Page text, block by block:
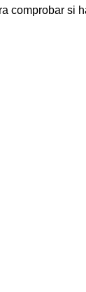
comprobar si